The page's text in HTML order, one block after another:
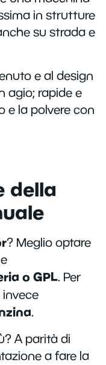
in strutture
su strada e
e al design
agio; rapide e
e la polvere con
della
? Meglio optare
o GPL. Per
.
A parità di
a fare la